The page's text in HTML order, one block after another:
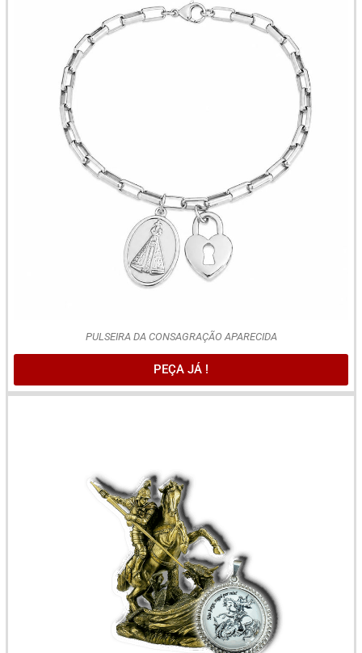
PULSEIRA DA CONSAGRAÇÃO APARECIDA
PEÇA JÁ !